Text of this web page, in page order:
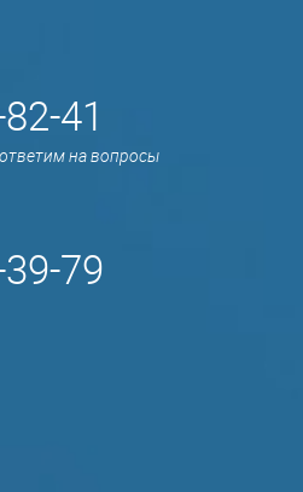
41
на вопросы
79